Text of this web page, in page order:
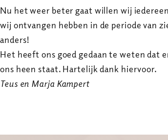
Nu het weer beter gaat willen wij
wij ontvangen hebben in de periode van
anders!
Het heeft ons goed gedaan te weten dat
ons heen staat. Hartelijk dank hiervoor.
Teus en Marja Kampert